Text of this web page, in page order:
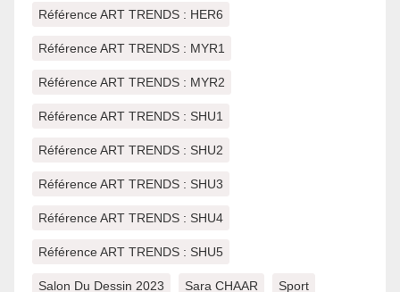
Référence ART TRENDS : HER6
Référence ART TRENDS : MYR1
Référence ART TRENDS : MYR2
Référence ART TRENDS : SHU1
Référence ART TRENDS : SHU2
Référence ART TRENDS : SHU3
Référence ART TRENDS : SHU4
Référence ART TRENDS : SHU5
Salon Du Dessin 2023 Sara CHAAR Sport